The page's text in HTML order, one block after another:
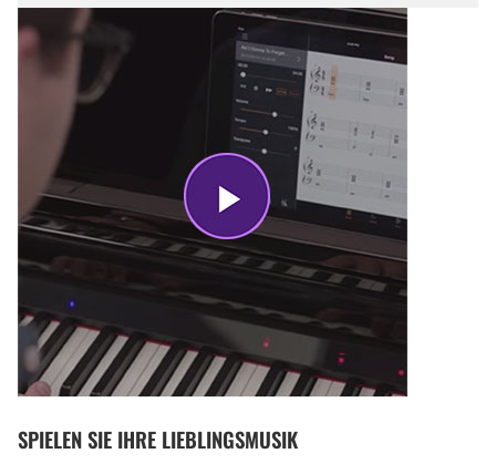
SPIELEN SIE IHRE LIEBLINGSMUSIK